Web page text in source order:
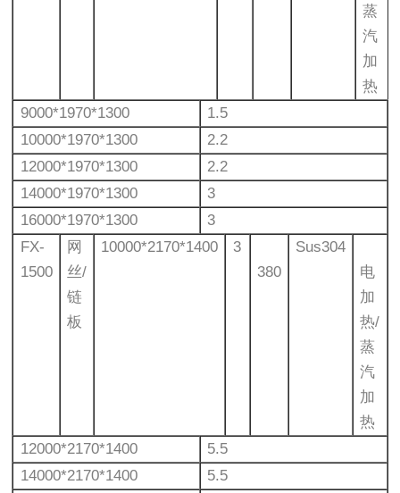
蒸
汽
加
热
9000*1970*1300
1.5
10000*1970*1300
2.2
12000*1970*1300
2.2
14000*1970*1300
3
16000*1970*1300
3
FX-
1500
网
丝/
链
板
10000*2170*1400
3
380
Sus304
电
加
热/
蒸
汽
加
热
12000*2170*1400
5.5
14000*2170*1400
5.5